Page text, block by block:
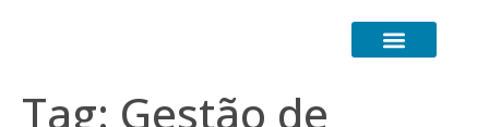
Tag: Gestão de